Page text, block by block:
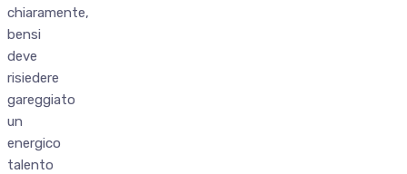
chiaramente,
bensi
deve
risiedere
gareggiato
un
energico
talento